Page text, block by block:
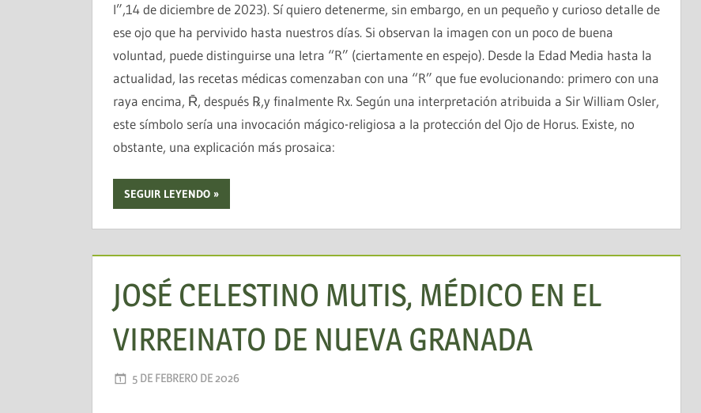
I”,14 de diciembre de 2023). Sí quiero detenerme, sin embargo, en un pequeño y curioso detalle de
ese ojo que ha pervivido hasta nuestros días. Si observan la imagen con un poco de buena
voluntad, puede distinguirse una letra “R” (ciertamente en espejo). Desde la Edad Media hasta la
actualidad, las recetas médicas comenzaban con una “R” que fue evolucionando: primero con una
raya encima, R̄, después ℞,y finalmente Rx. Según una interpretación atribuida a Sir William Osler,
este símbolo sería una invocación mágico-religiosa a la protección del Ojo de Horus. Existe, no
obstante, una explicación más prosaica:
SEGUIR LEYENDO
JOSÉ CELESTINO MUTIS, MÉDICO EN EL
VIRREINATO DE NUEVA GRANADA
5 DE FEBRERO DE 2026
MANUAL DE BUENAS PRÁCTICAS PARA LA
INTELIGENCIA ARTIFICIAL EN MEDICINA